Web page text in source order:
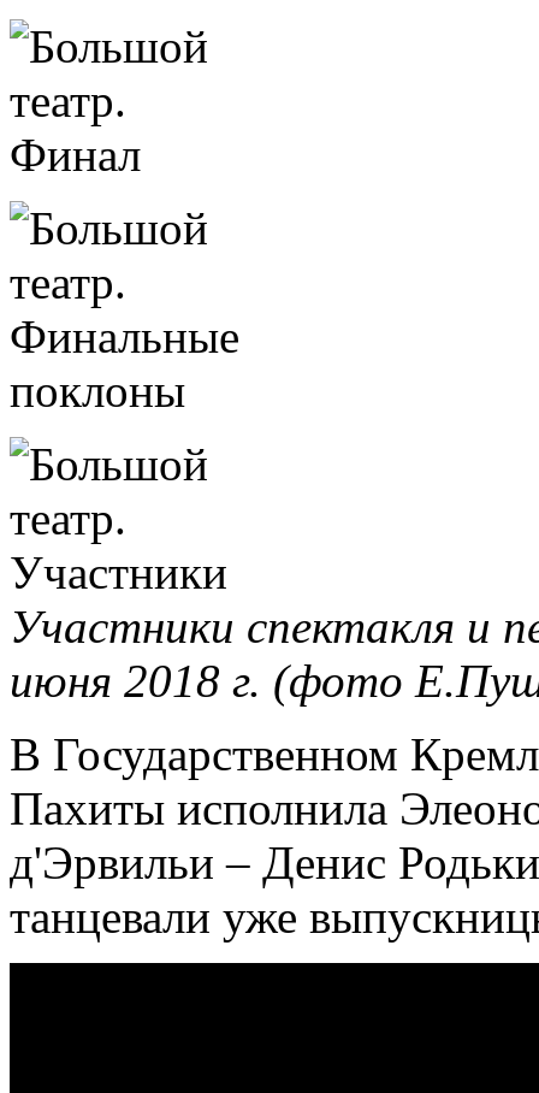
Участники спектакля и
июня 2018 г. (фото
В Государственном
Пахиты исполнила
д'Эрвильи – Денис
танцевали уже